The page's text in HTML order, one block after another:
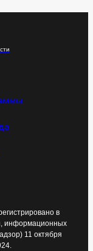
в
информационных
11 октября